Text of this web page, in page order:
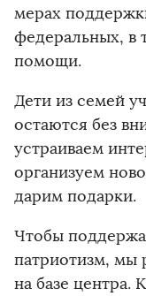
мерах
федеральных, в
помощи.
Дети из семей
остаются без
устраиваем
организуем
дарим подарки.
Чтобы
патриотизм, мы
на базе